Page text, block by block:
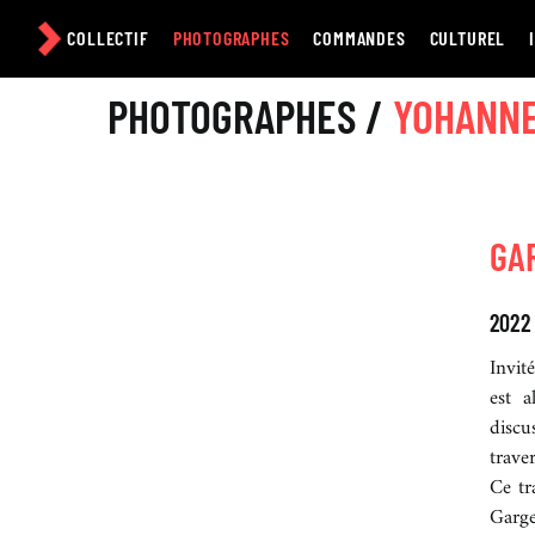
Passer
contenu
COLLECTIF PHOTOGRAPHES COMMANDES CULTUREL
PHOTOGRAPHES /
2022
est
Ce